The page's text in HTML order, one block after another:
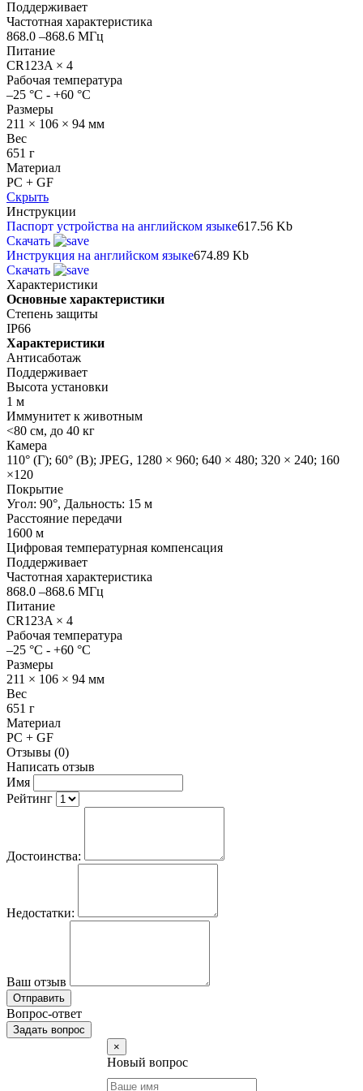
Поддерживает
Частотная характеристика
868.0 –868.6 МГц
Питание
CR123A × 4
Рабочая температура
–25 °C - +60 °C
Размеры
211 × 106 × 94 мм
Вес
651 г
Материал
PC + GF
Скрыть
Инструкции
Паспорт устройства на английском языке617.56 Kb
Скачать
Инструкция на английском языке674.89 Kb
Скачать
Характеристики
Основные характеристики
Степень защиты
IP66
Характеристики
Антисаботаж
Поддерживает
Высота установки
1 м
Иммунитет к животным
<80 см, до 40 кг
Камера
110° (Г); 60° (В); JPEG, 1280 × 960; 640 × 480; 320 × 240; 160
×120
Покрытие
Угол: 90°, Дальность: 15 м
Расстояние передачи
1600 м
Цифровая температурная компенсация
Поддерживает
Частотная характеристика
868.0 –868.6 МГц
Питание
CR123A × 4
Рабочая температура
–25 °C - +60 °C
Размеры
211 × 106 × 94 мм
Вес
651 г
Материал
PC + GF
Отзывы (0)
Написать отзыв
Имя
Рейтинг
Достоинства:
Недостатки:
Ваш отзыв
Отправить
Вопрос-ответ
Задать вопрос
×
Новый вопрос